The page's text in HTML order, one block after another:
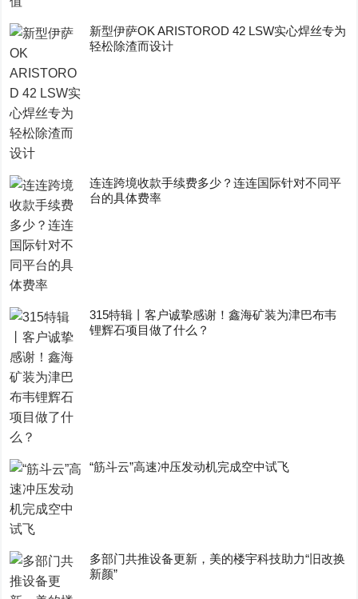
新型伊萨OK ARISTOROD 42 LSW实心焊丝专为
轻松除渣而设计
连连跨境收款手续费多少？连连国际针对不同平
台的具体费率
315特辑丨客户诚挚感谢！鑫海矿装为津巴布韦
锂辉石项目做了什么？
“筋斗云”高速冲压发动机完成空中试飞
多部门共推设备更新，美的楼宇科技助力“旧改换
新颜”